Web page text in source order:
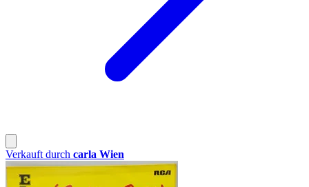
Verkauft durch carla Wien